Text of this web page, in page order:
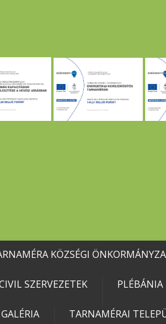
KÖZSÉGI
SZERVEZETEK PLÉBÁNIA
GALÉRIA TARNAMÉRAI